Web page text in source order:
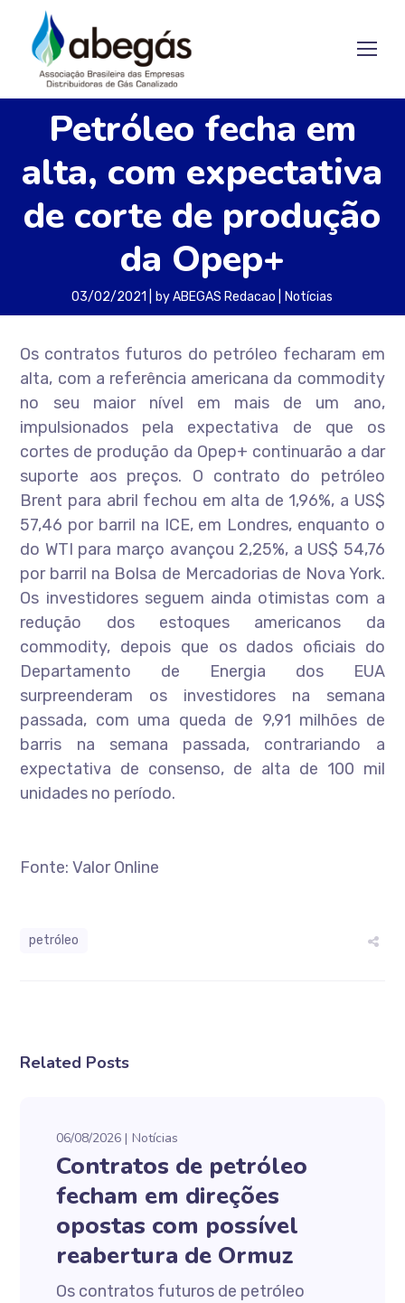
Petróleo fecha em
alta, com expectativa
de corte de produção
da Opep+
03/02/2021 byABEGAS Redacao Notícias
Os contratos futuros do petróleo fecharam em
alta, com a referência americana da commodity
no seu maior nível em mais de um ano,
impulsionados pela expectativa de que os
cortes de produção da Opep+ continuarão a dar
suporte aos preços. O contrato do petróleo
Brent para abril fechou em alta de 1,96%, a US$
57,46 por barril na ICE, em Londres, enquanto o
do WTI para março avançou 2,25%, a US$ 54,76
por barril na Bolsa de Mercadorias de Nova York.
Os investidores seguem ainda otimistas com a
redução dos estoques americanos da
commodity, depois que os dados oficiais do
Departamento de Energia dos EUA
surpreenderam os investidores na semana
passada, com uma queda de 9,91 milhões de
barris na semana passada, contrariando a
expectativa de consenso, de alta de 100 mil
unidades no período.
Fonte: Valor Online
petróleo
Related Posts
06/08/2026 Notícias
Contratos de petróleo
fecham em direções
opostas com possível
reabertura de Ormuz
Os contratos futuros de petróleo